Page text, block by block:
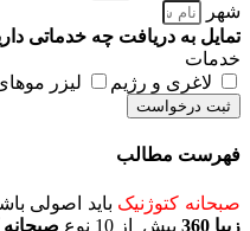
شهر
تمایل به دریافت چه خدماتی
خدمات
لاغری و رژیم
لیزر
ثبت درخواست
فهرست مطالب
صبحانه کتوژنیک باید اصولی
زیبا 360
بیش از 10 نوع صبحانه